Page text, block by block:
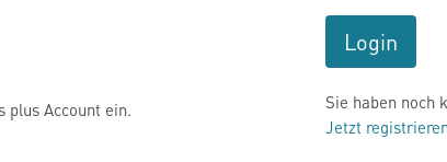
plus Account ein.
Login
Sie haben noch
Jetzt